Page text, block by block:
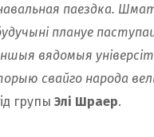
паездка.
плануе
вядомыя
свайго народа
групы Элі Шраер.